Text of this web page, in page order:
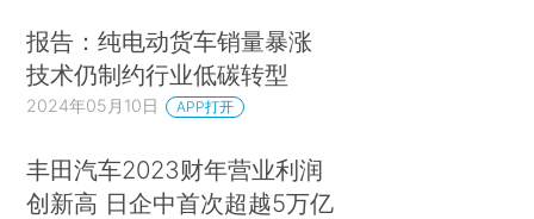
报告：纯电动货车销量暴涨
技术仍制约行业低碳转型
2024年05月10日 APP打开
丰田汽车2023财年营业利润
创新高 日企中首次超越5万亿